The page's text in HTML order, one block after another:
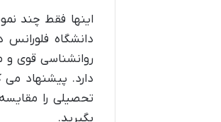
اینها فقط چند
دانشگاه فلورانس
روانشناسی قوی و
دارد. پیشنهاد
تحصیلی را
بگیرید.